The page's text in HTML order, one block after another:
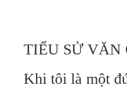
TIỂU SỬ VĂN
Khi tôi là một